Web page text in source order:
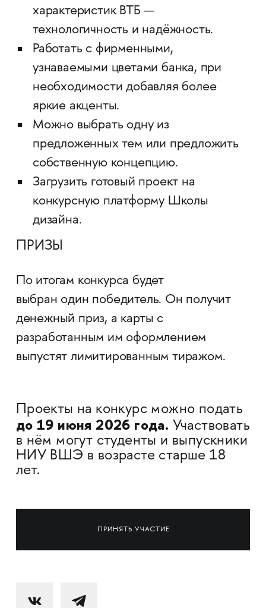
характеристик ВТБ —
технологичность и надёжность.
Работать с фирменными,
узнаваемыми цветами банка, при
необходимости добавляя более
яркие акценты.
Можно выбрать одну из
предложенных тем или предложить
собственную концепцию.
Загрузить готовый проект на
конкурсную платформу Школы
дизайна.
ПРИЗЫ
По итогам конкурса будет
выбран один победитель. Он получит
денежный приз, а карты с
разработанным им оформлением
выпустят лимитированным тиражом.
Проекты на конкурс можно подать
до 19 июня 2026 года. Участвовать
в нём могут студенты и выпускники
НИУ ВШЭ в возрасте старше 18
лет.
ПРИНЯТЬ УЧАСТИЕ